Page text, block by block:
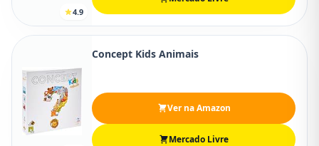
4.9
Concept Kids Animais
Ver na Amazon
Mercado Livre